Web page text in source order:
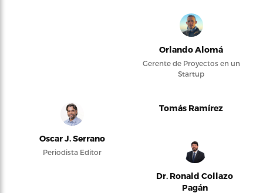
Orlando Alomá
Gerente de Proyectos en un
Startup
Oscar J. Serrano
Periodista Editor
Tomás Ramírez
Dr. Ronald Collazo
Pagán